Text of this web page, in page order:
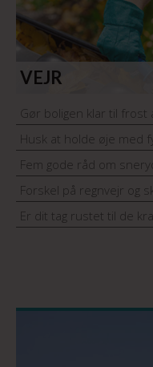
VEJR
Gør boligen klar til
Husk at holde øje med
Fem gode råd om
Forskel på regnvejr og
Er dit tag rustet til de